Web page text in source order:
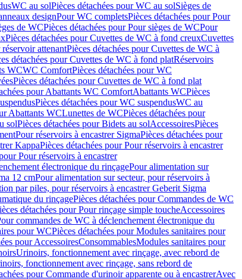
WC au solPièces détachées pour WC au solSièges de
designPour WC completsPièces détachées pour Pour
de WCPièces détachées pour Pour sièges de WCPour
Pièces détachées pour Cuvettes de WC à fond creuxCuvettes
attenantPièces détachées pour Cuvettes de WC à
détachées pour Cuvettes de WC à fond platRéservoirs
WCWC ComfortPièces détachées pour WC
Pièces détachées pour Cuvettes de WC à fond plat
pour Abattants WC ComfortAbattants WCPièces
Pièces détachées pour WC suspendusWC au
Abattants WCLunettes de WCPièces détachées pour
solPièces détachées pour Bidets au solAccessoiresPièces
Pour réservoirs à encastrer SigmaPièces détachées pour
KappaPièces détachées pour Pour réservoirs à encastrer
Pour réservoirs à encastrer
électronique du rinçagePour alimentation sur
12 cmPour alimentation sur secteur, pour réservoirs à
par piles, pour réservoirs à encastrer Geberit Sigma
du rinçagePièces détachées pour Commandes de WC
détachées pour Pour rinçage simple toucheAccessoires
commandes de WC à déclenchement électronique du
pour WCPièces détachées pour Modules sanitaires pour
pour AccessoiresConsommablesModules sanitaires pour
Urinoirs, fonctionnement avec rinçage, avec rebord de
fonctionnement avec rinçage, sans rebord de
pour Commande d'urinoir apparente ou à encastrerAvec